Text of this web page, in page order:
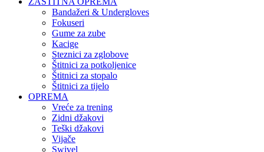
Bandažeri & Undergloves
Fokuseri
Gume za zube
Kacige
Steznici za zglobove
Štitnici za potkoljenice
Štitnici za stopalo
Štitnici za tijelo
OPREMA
Vreće za trening
Zidni džakovi
Teški džakovi
Vijače
Swivel